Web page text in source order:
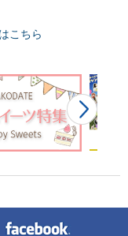
こちら